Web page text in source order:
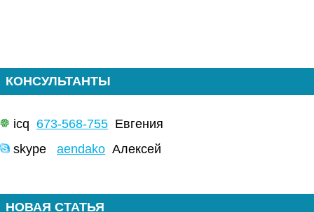
КОНСУЛЬТАНТЫ
icq 673-568-755 Евгения
skype aendako Алексей
НОВАЯ СТАТЬЯ